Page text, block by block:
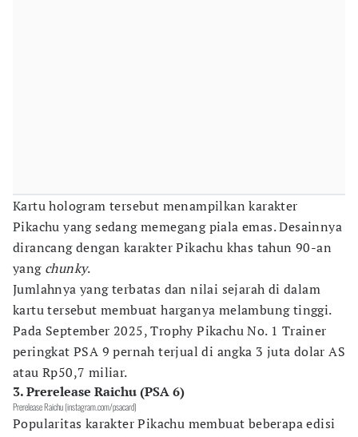
Kartu hologram tersebut menampilkan karakter
Pikachu yang sedang memegang piala emas. Desainnya
dirancang dengan karakter Pikachu khas tahun 90-an
yang chunky.
Jumlahnya yang terbatas dan nilai sejarah di dalam
kartu tersebut membuat harganya melambung tinggi.
Pada September 2025, Trophy Pikachu No. 1 Trainer
peringkat PSA 9 pernah terjual di angka 3 juta dolar AS
atau Rp50,7 miliar.
3. Prerelease Raichu (PSA 6)
Prerelease Raichu (instagram.com/psacard)
Popularitas karakter Pikachu membuat beberapa edisi